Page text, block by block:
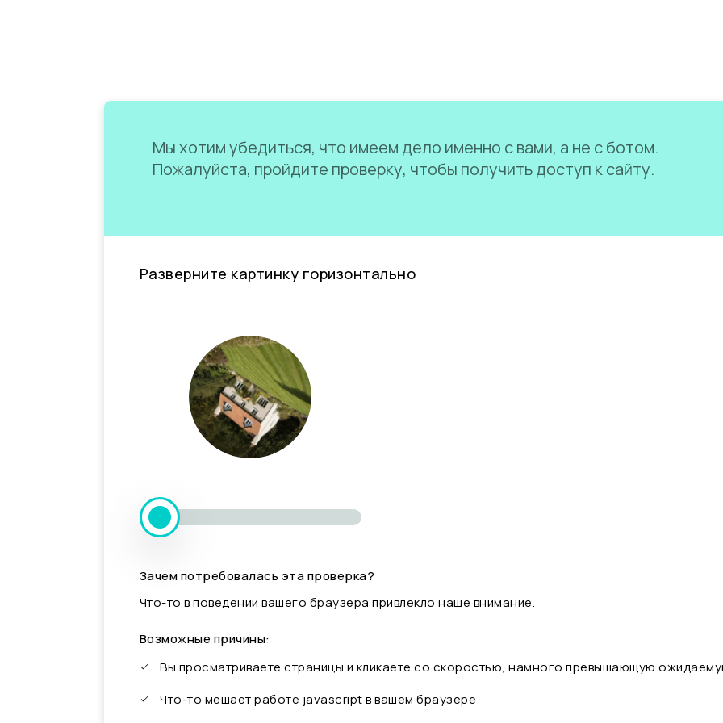
Мы хотим убедиться, что имеем дело именно с вами, а не с ботом.
Пожалуйста, пройдите проверку, чтобы получить доступ к сайту.
Разверните картинку горизонтально
Зачем потребовалась эта проверка?
Что-то в поведении вашего браузера привлекло наше внимание.
Возможные причины:
Вы просматриваете страницы и кликаете со скоростью, намного превышающую
Что-то мешает работе javascript в вашем браузере